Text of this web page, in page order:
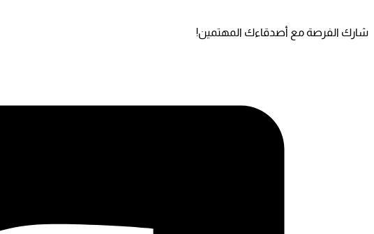
شارك الفرصة مع أصدقاءك المهتمين!